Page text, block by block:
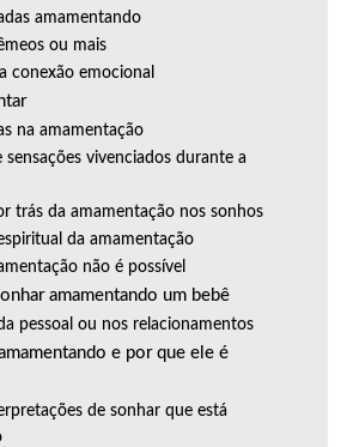
amamentando
ou mais
conexão emocional
na amamentação
vivenciados durante a
trás da amamentação nos sonhos
da amamentação
não é possível
amamentando um bebê
pessoal ou nos relacionamentos
e por que ele é
de sonhar que está